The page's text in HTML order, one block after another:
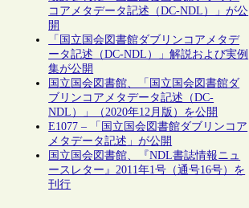
コアメタデータ記述（DC-NDL）」が公
開
「国立国会図書館ダブリンコアメタデ
ータ記述（DC-NDL）」解説および実例
集が公開
国立国会図書館、「国立国会図書館ダ
ブリンコアメタデータ記述（DC-
NDL）」（2020年12月版）を公開
E1077 – 「国立国会図書館ダブリンコア
メタデータ記述」が公開
国立国会図書館、『NDL書誌情報ニュ
ースレター』2011年1号（通号16号）を
刊行